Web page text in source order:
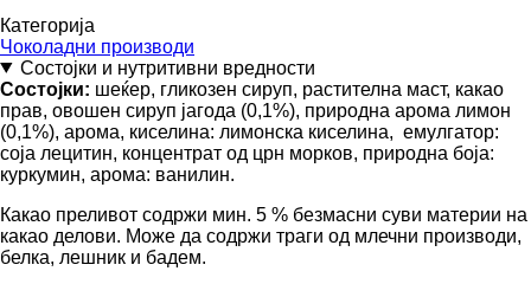
Категорија
Чоколадни производи
Состојки и нутритивни вредности
Состојки: шеќер, гликозен сируп, растителна маст, какао
прав, овошен сируп јагода (0,1%), природна арома лимон
(0,1%), арома, киселина: лимонска киселина, емулгатор:
соја лецитин, концентрат од црн морков, природна боја:
куркумин, арома: ванилин.
Какао преливот содржи мин. 5 % безмасни суви материи на
какао делови. Може да содржи траги од млечни производи,
белка, лешник и бадем.